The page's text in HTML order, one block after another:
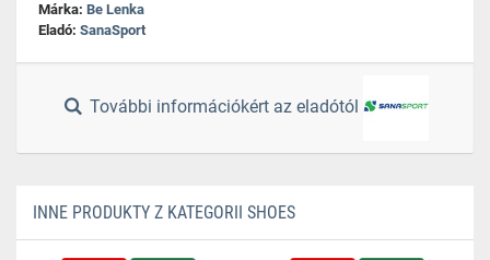
Márka: Be Lenka
Eladó: SanaSport
További információkért az eladótól
INNE PRODUKTY Z KATEGORII SHOES